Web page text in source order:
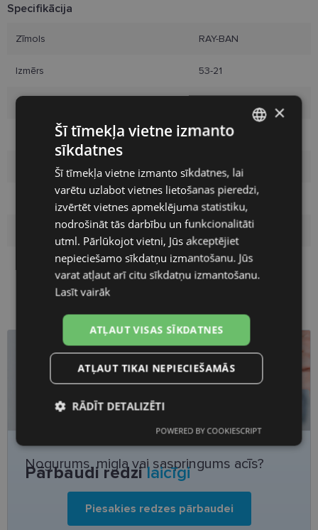
Specifikācija
Zīmols RAY-BAN
Izmērs 53-21
Izmērs
grn/silv
Metāls
Sievietēm
Lēcas platums 53
Deguna pārnese 21
Nogurums, migla vai saspringums acīs?
Pārbaudi redzilaicīgi
Piesakies redzes pārbaudei
ENGLISH
FINNISH
×
Šī tīmekļa vietne izmanto
sīkdatnes
Šī tīmekļa vietne izmanto sīkdatnes, lai
varētu uzlabot vietnes lietošanas pieredzi,
izvērtēt vietnes apmeklējuma statistiku,
nodrošināt tās darbību un funkcionalitāti
utml. Pārlūkojot vietni, Jūs akceptējiet
nepieciešamo sīkdatņu izmantošanu. Jūs
varat atļaut arī citu sīkdatņu izmantošanu.
Lasīt vairāk
ATĻAUT VISAS SĪKDATNES
ATĻAUT TIKAI NEPIECIEŠAMĀS
RĀDĪT DETALIZĒTI
sīkdatnes
Statistikas
sīkdatnes
Mārketinga
sīkdatnes
Funkcionālās
sīkdatnes
POWERED BY COOKIESCRIPT